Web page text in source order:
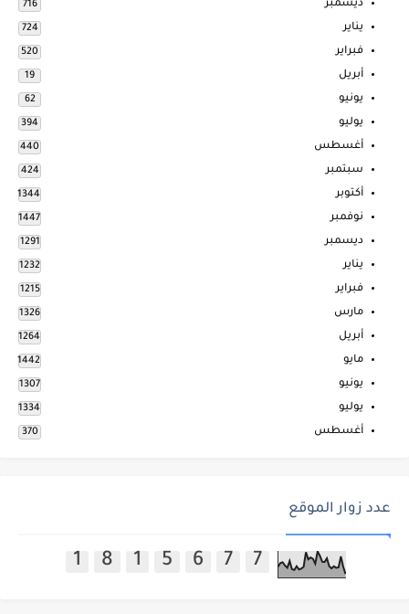
ديسمبر 716
يناير 724
فبراير 520
أبريل 19
يونيو 62
يوليو 394
أغسطس 440
سبتمبر 424
أكتوبر 1344
نوفمبر 1447
ديسمبر 1291
يناير 1232
فبراير 1215
مارس 1326
أبريل 1264
مايو 1442
يونيو 1307
يوليو 1334
أغسطس 370
عدد زوار الموقع
1 8 1 5 6 7 7